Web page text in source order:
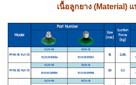
เนื้อลูกยาง (Material)